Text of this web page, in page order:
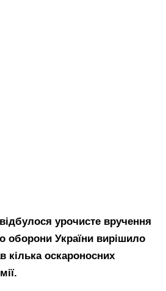
урочисте вручення
оборони України вирішило
кілька оскароносних